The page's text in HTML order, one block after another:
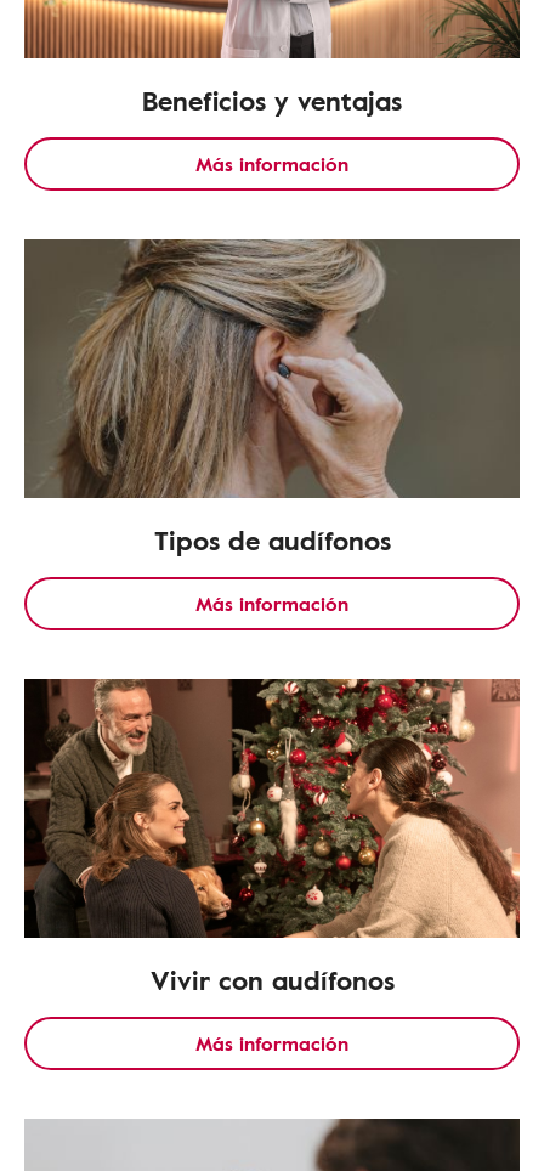
Beneficios y ventajas
Más información
Tipos de audífonos
Más información
Vivir con audífonos
Más información